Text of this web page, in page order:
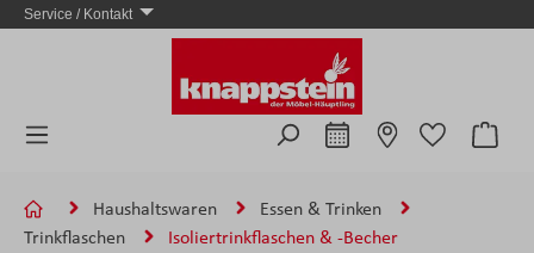
Zum Hauptinhalt springen
Service / Kontakt
Haushaltswaren
Essen & Trinken
Trinkflaschen
Isoliertrinkflaschen & -Becher